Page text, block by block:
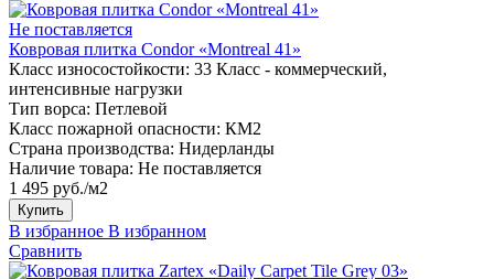
Не поставляется
Ковровая плитка Condor «Montreal 41»
Класс износостойкости: 33 Класс - коммерческий,
интенсивные нагрузки
Тип ворса: Петлевой
Класс пожарной опасности: КМ2
Страна производства: Нидерланды
Наличие товара: Не поставляется
1 495 руб./м2
Купить
В избранное В избранном
Сравнить